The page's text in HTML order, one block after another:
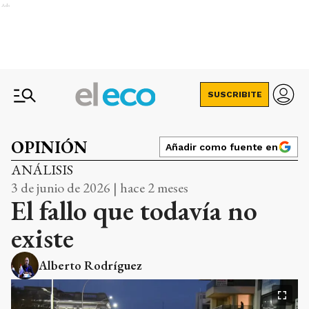
Ads
SUSCRIBITE
OPINIÓN Añadir como fuente en
ANÁLISIS
3 de junio de 2026 | hace 2 meses
El fallo que todavía no
existe
Alberto Rodríguez